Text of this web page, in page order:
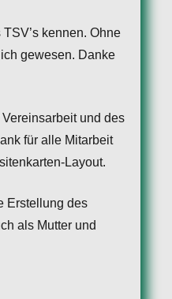
kennen. Ohne
gewesen. Danke
und des
für alle Mitarbeit
Layout.
Erstellung des
als Mutter und